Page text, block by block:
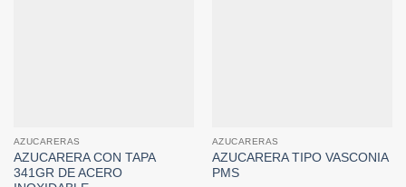
AZUCARERAS
AZUCARERA CON TAPA
341GR DE ACERO
AZUCARERAS
AZUCARERA TIPO VASCONIA
PMS